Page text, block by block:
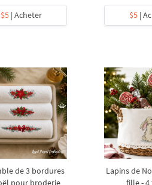
$5| Acheter $5|
de 3 bordures
Lapins de